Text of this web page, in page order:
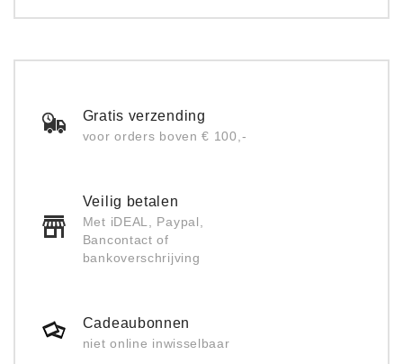
Gratis verzending
voor orders boven € 100,-
Veilig betalen
Met iDEAL, Paypal,
Bancontact of
bankoverschrijving
Cadeaubonnen
niet online inwisselbaar